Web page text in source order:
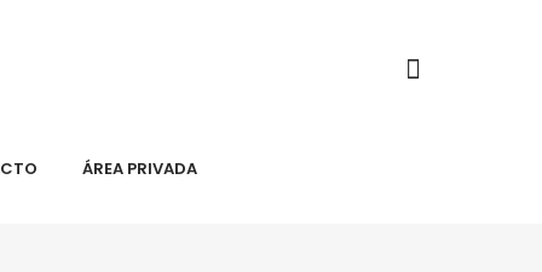
ÁREA PRIVADA